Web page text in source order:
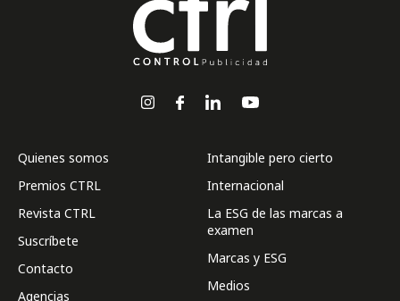
Quienes somos
Premios CTRL
Revista CTRL
Suscríbete
Contacto
Agencias
Intangible pero cierto
Internacional
La ESG de las marcas a
examen
Marcas y ESG
Medios